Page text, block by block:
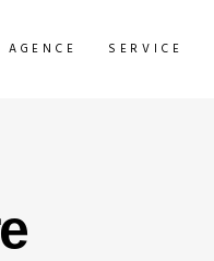
AGENCE SERVICE